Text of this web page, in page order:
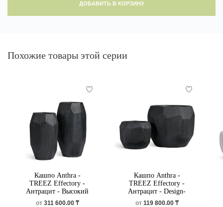
ДОБАВИТЬ В КОРЗИНУ
Похожие товары этой серии
Кашпо Anthra -
TREEZ Effectory -
Антрацит - Высокий
Design-многогранник
от311 600.00 ₸
Кашпо Anthra -
TREEZ Effectory -
Антрацит - Design-
многогранник
от119 800.00 ₸